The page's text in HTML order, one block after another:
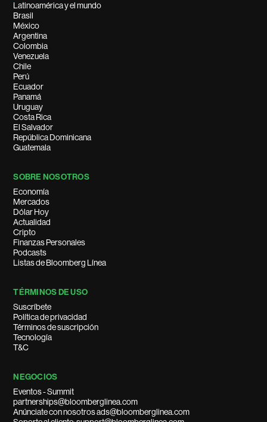
Latinoamérica y el mundo
Brasil
México
Argentina
Colombia
Venezuela
Chile
Perú
Ecuador
Panamá
Uruguay
Costa Rica
El Salvador
República Dominicana
Guatemala
SOBRE NOSOTROS
Economía
Mercados
Dólar Hoy
Actualidad
Cripto
Finanzas Personales
Podcasts
Listas de Bloomberg Línea
TÉRMINOS DE USO
Suscríbete
Política de privacidad
Términos de suscripción
Tecnología
T&C
NEGOCIOS
Eventos - Summit
partnerships@bloomberglinea.com
Anúnciate con nosotros ads@bloomberglinea.com